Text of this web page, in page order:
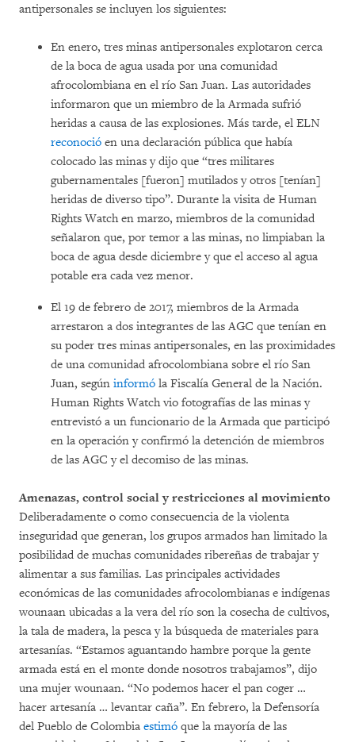
antipersonales se incluyen los siguientes:
En enero, tres minas antipersonales explotaron cerca
de la boca de agua usada por una comunidad
afrocolombiana en el río San Juan. Las autoridades
informaron que un miembro de la Armada sufrió
heridas a causa de las explosiones. Más tarde, el ELN
reconoció en una declaración pública que había
colocado las minas y dijo que “tres militares
gubernamentales [fueron] mutilados y otros [tenían]
heridas de diverso tipo”. Durante la visita de Human
Rights Watch en marzo, miembros de la comunidad
señalaron que, por temor a las minas, no limpiaban la
boca de agua desde diciembre y que el acceso al agua
potable era cada vez menor.
El 19 de febrero de 2017, miembros de la Armada
arrestaron a dos integrantes de las AGC que tenían en
su poder tres minas antipersonales, en las proximidades
de una comunidad afrocolombiana sobre el río San
Juan, según informó la Fiscalía General de la Nación.
Human Rights Watch vio fotografías de las minas y
entrevistó a un funcionario de la Armada que participó
en la operación y confirmó la detención de miembros
de las AGC y el decomiso de las minas.
Amenazas, control social y restricciones al movimiento
Deliberadamente o como consecuencia de la violenta
inseguridad que generan, los grupos armados han limitado la
posibilidad de muchas comunidades ribereñas de trabajar y
alimentar a sus familias. Las principales actividades
económicas de las comunidades afrocolombianas e indígenas
wounaan ubicadas a la vera del río son la cosecha de cultivos,
la tala de madera, la pesca y la búsqueda de materiales para
artesanías. “Estamos aguantando hambre porque la gente
armada está en el monte donde nosotros trabajamos”, dijo
una mujer wounaan. “No podemos hacer el pan coger …
hacer artesanía … levantar caña”. En febrero, la Defensoría
del Pueblo de Colombia estimó que la mayoría de las